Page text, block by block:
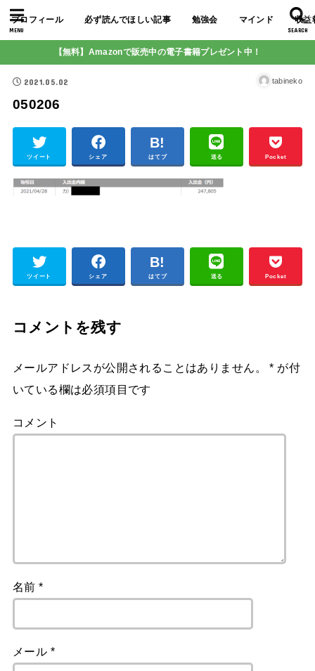
SEARCH
MENU
プロフィール 必ず読んでほしい記事 勉強会 マインド 収益
【無料】Amazonで販売中の電子書籍プレゼント中！
2021.05.02 tabineko
050206
ツイート シェア はてブ 送る Pocket
ツイート シェア はてブ 送る Pocket
コメントを残す
メールアドレスが公開されることはありません。 * が付
いている欄は必須項目です
コメント
名前*
メール *